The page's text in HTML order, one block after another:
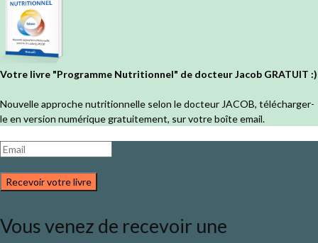
Votre livre "Programme Nutritionnel" de docteur Jacob GRATUIT :)
Nouvelle approche nutritionnelle selon le docteur JACOB, télécharger-
le en version numérique gratuitement, sur votre boîte email.
Recevoir votre livre
Vous venez de recevoir une